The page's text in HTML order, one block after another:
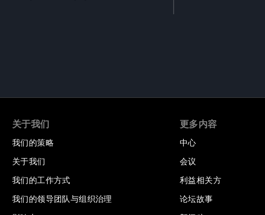
关于我们
我们的策略
关于我们
我们的工作方式
我们的领导团队与组织治理
更多内容
中心
会议
利益相关方
论坛故事